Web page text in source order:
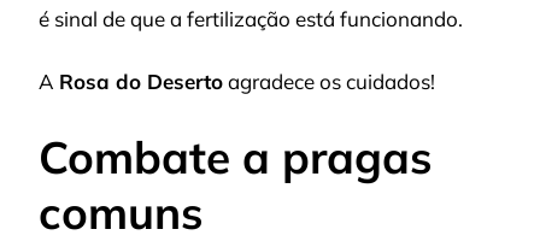
é sinal de que a fertilização está funcionando.
A Rosa do Desertoagradece os cuidados!
Combate a pragas
comuns